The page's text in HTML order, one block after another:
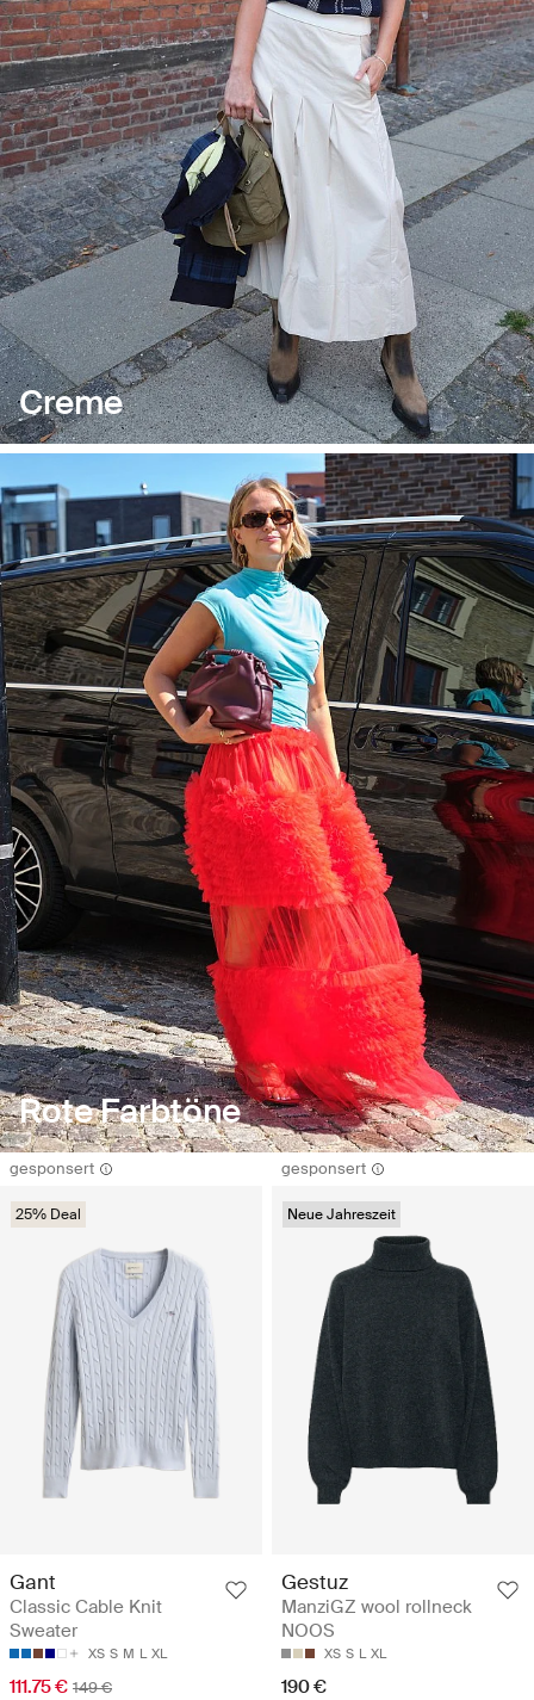
gesponsert
25% Deal
Gant
Classic Cable Knit
Sweater
XS S M L XL
111.75 € 149 €
gesponsert
Neue Jahreszeit
Gestuz
ManziGZ wool rollneck
NOOS
XS S L XL
190 €
Creme
Rote Farbtöne